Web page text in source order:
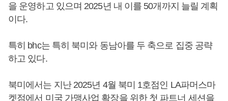
을 운영하고 있으며 2025년 내 이를 50개까지 늘릴 계획
이다.
특히 bhc는 특히 북미와 동남아를 두 축으로 집중 공략
하고 있다.
북미에서는 지난 2025년 4월 북미 1호점인 LA파머스마
켓점에서 미국 가맹사업 확장을 위한 첫 파트너 세션을